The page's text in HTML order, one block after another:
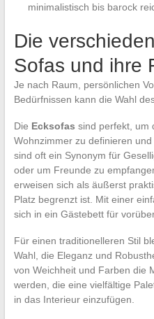
minimalistisch bis barock
Die
Sofas und ihre
Je nach Raum, persönlichen
Bedürfnissen kann die Wahl
Die Ecksofas sind perfekt, um
Wohnzimmer zu definieren
sind oft ein Synonym für
oder um Freunde zu
erweisen sich als äußerst
Platz begrenzt ist. Mit einer
sich in ein Gästebett für
Für einen traditionelleren Stil
Wahl, die Eleganz und
von Weichheit und Farben die
werden, die eine vielfältige
in das Interieur einzufügen.